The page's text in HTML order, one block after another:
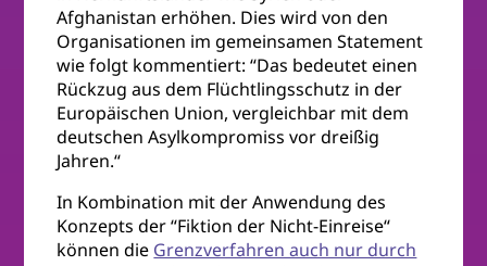
Afghanistan erhöhen. Dies wird von den
Organisationen im gemeinsamen Statement
wie folgt kommentiert: “Das bedeutet einen
Rückzug aus dem Flüchtlingsschutz in der
Europäischen Union, vergleichbar mit dem
deutschen Asylkompromiss vor dreißig
Jahren.“
In Kombination mit der Anwendung des
Konzepts der “Fiktion der Nicht-Einreise“
können die Grenzverfahren auch nur durch